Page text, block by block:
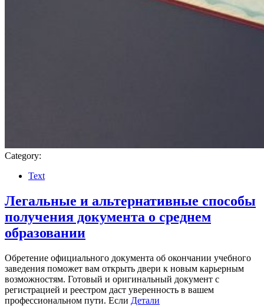
Category:
Text
Легальные и альтернативные способы
получения документа о среднем
образовании
Обретение официального документа об окончании учебного
заведения поможет вам открыть двери к новым карьерным
возможностям. Готовый и оригинальный документ с
регистрацией и реестром даст уверенность в вашем
профессиональном пути. Если Детали